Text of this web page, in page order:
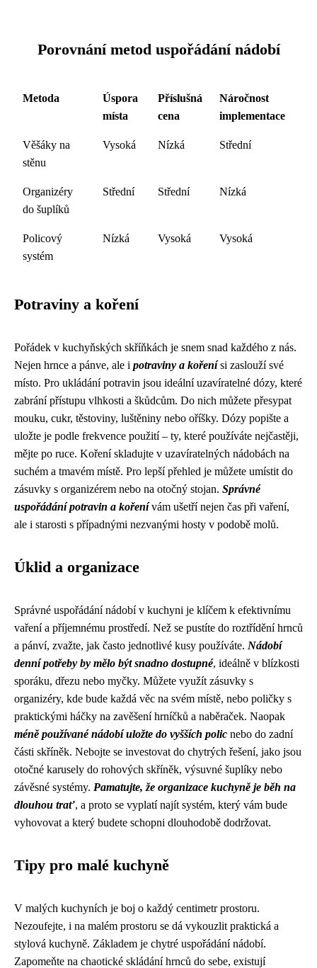
Porovnání metod uspořádání nádobí
Metoda
Úspora
místa
Příslušná
cena
Náročnost
implementace
Věšáky na
stěnu
Vysoká Nízká Střední
Organizéry
do šuplíků
Střední Střední Nízká
Policový
systém
Nízká Vysoká Vysoká
Potraviny a koření
Pořádek v kuchyňských skříňkách je snem snad každého z nás.
Nejen hrnce a pánve, ale i potraviny a kořenísi zaslouží své
místo. Pro ukládání potravin jsou ideální uzavíratelné dózy, které
zabrání přístupu vlhkosti a škůdcům. Do nich můžete přesypat
mouku, cukr, těstoviny, luštěniny nebo oříšky. Dózy popište a
uložte je podle frekvence použití – ty, které používáte nejčastěji,
mějte po ruce. Koření skladujte v uzavíratelných nádobách na
suchém a tmavém místě. Pro lepší přehled je můžete umístit do
zásuvky s organizérem nebo na otočný stojan. Správné
uspořádání potravin a kořenívám ušetří nejen čas při vaření,
ale i starosti s případnými nezvanými hosty v podobě molů.
Úklid a organizace
Správné uspořádání nádobí v kuchyni je klíčem k efektivnímu
vaření a příjemnému prostředí. Než se pustíte do roztřídění hrnců
a pánví, zvažte, jak často jednotlivé kusy používáte. Nádobí
denní potřeby by mělo být snadno dostupné, ideálně v blízkosti
sporáku, dřezu nebo myčky. Můžete využít zásuvky s
organizéry, kde bude každá věc na svém místě, nebo poličky s
praktickými háčky na zavěšení hrníčků a naběraček. Naopak
méně používané nádobí uložte do vyšších polic nebo do zadní
části skříněk. Nebojte se investovat do chytrých řešení, jako jsou
otočné karusely do rohových skříněk, výsuvné šuplíky nebo
závěsné systémy. Pamatujte, že organizace kuchyně je běh na
dlouhou trať, a proto se vyplatí najít systém, který vám bude
vyhovovat a který budete schopni dlouhodobě dodržovat.
Tipy pro malé kuchyně
V malých kuchyních je boj o každý centimetr prostoru.
Nezoufejte, i na malém prostoru se dá vykouzlit praktická a
stylová kuchyně. Základem je chytré uspořádání nádobí.
Zapomeňte na chaotické skládání hrnců do sebe, existují